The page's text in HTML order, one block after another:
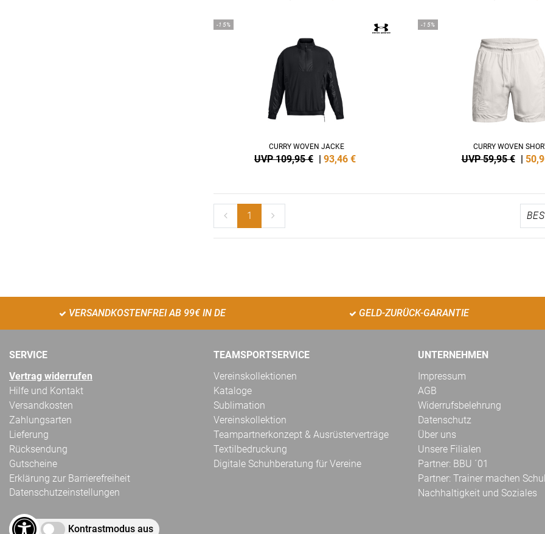
-15%
CURRY WOVEN JACKE
UVP 109,95 € | 93,46 €
-15%
CURRY WOVEN
UVP 59,95 € |
1
VERSANDKOSTENFREI AB 99€ IN DE GELD-ZURÜCK-GARANTIE
SERVICE
Vertrag widerrufen
Hilfe und Kontakt
Versandkosten
Zahlungsarten
Lieferung
Rücksendung
Gutscheine
Erklärung zur Barrierefreiheit
Datenschutzeinstellungen
Kontrastmodus aus
TEAMSPORTSERVICE
Vereinskollektionen
Kataloge
Sublimation
Vereinskollektion
Teampartnerkonzept & Ausrüsterverträge
Textilbedruckung
Digitale Schuhberatung für Vereine
UNTERNEHMEN
Impressum
AGB
Widerrufsbelehrung
Datenschutz
Über uns
Unsere Filialen
Partner: BBU ´01
Partner: Trainer machen
Nachhaltigkeit und Soziales